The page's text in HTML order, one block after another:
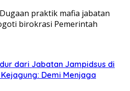
praktik mafia jabatan
birokrasi Pemerintah
dari Jabatan Jampidsus di
Demi Menjaga